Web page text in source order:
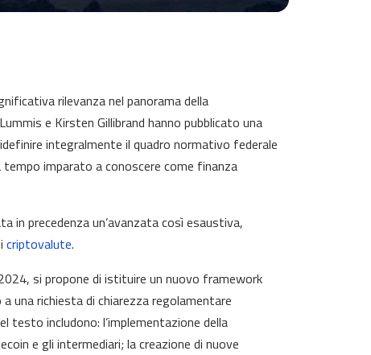
rilevanza nel panorama della
e Kirsten Gillibrand hanno pubblicato una
integralmente il quadro normativo federale
tempo imparato a conoscere come finanza
in precedenza un’avanzata così esaustiva,
criptovalute.
si propone di istituire un nuovo framework
una richiesta di chiarezza regolamentare
includono: l’implementazione della
e gli intermediari; la creazione di nuove